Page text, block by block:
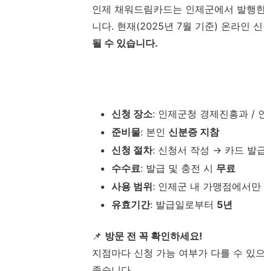
인제 채워드림카드는 인제군에서 발행
니다. 현재(2025년 7월 기준) 온라인
될 수 있습니다.
신청 장소: 인제군청 경제진흥과 /
준비물: 본인 신분증 지참
신청 절차: 신청서 작성 → 카드 발
수수료: 발급 및 충전 시 무료
사용 범위: 인제군 내 가맹점에서만
유효기간: 발급일로부터 5년
📌 방문 전 꼭 확인하세요!
지점마다 신청 가능 여부가 다를 수 있